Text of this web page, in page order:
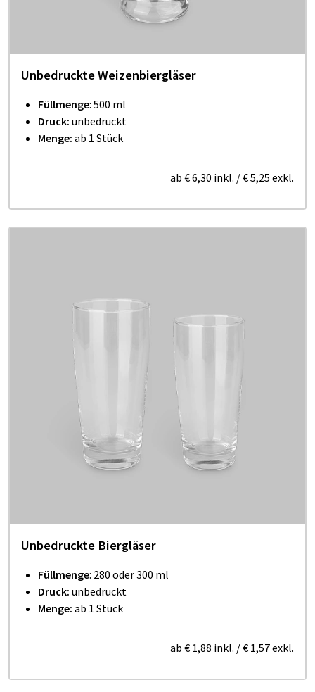
Unbedruckte Weizenbiergläser
Füllmenge: 500 ml
Druck: unbedruckt
Menge: ab 1 Stück
ab € 6,30 inkl. /€ 5,25 exkl.
Unbedruckte Biergläser
Füllmenge: 280 oder 300 ml
Druck: unbedruckt
Menge: ab 1 Stück
ab € 1,88 inkl. /€ 1,57exkl.